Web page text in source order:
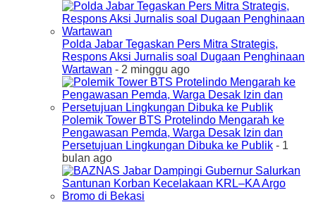
Polda Jabar Tegaskan Pers Mitra Strategis,
Respons Aksi Jurnalis soal Dugaan Penghinaan
Wartawan - 2 minggu ago
Polemik Tower BTS Protelindo Mengarah ke
Pengawasan Pemda, Warga Desak Izin dan
Persetujuan Lingkungan Dibuka ke Publik - 1
bulan ago